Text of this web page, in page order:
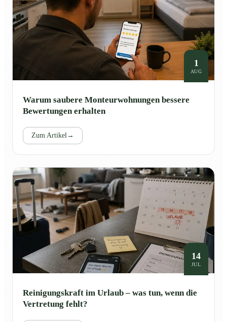
1
AUG
Warum saubere Monteurwohnungen bessere
Bewertungen erhalten
Zum Artikel→
14
JUL
Reinigungskraft im Urlaub – was tun, wenn die
Vertretung fehlt?